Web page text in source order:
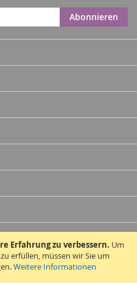
Erfahrung zu verbessern. Um
erfüllen, müssen wir Sie um
Weitere Informationen
Abonnieren